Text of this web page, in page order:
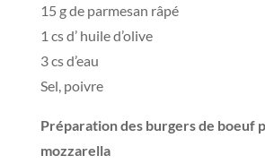
15 g de parmesan râpé
1 cs d’ huile d’olive
3 cs d’eau
Sel, poivre
Préparation des burgers de boeuf
mozzarella